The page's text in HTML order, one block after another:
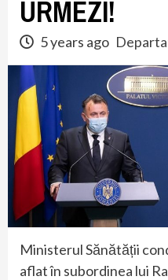
URMEZI!
5 years ago
Ministerul Sănătății
aflat în subordinea lui